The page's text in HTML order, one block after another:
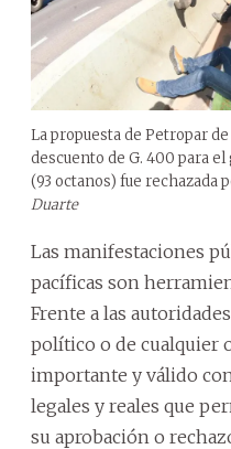
La propuesta de Petropar
descuento de G. 400 para
(93 octanos) fue rechazada
Duarte
Las manifestaciones
pacíficas son
Frente a las
político o de cualquier
importante y válido
legales y reales que
su aprobación o